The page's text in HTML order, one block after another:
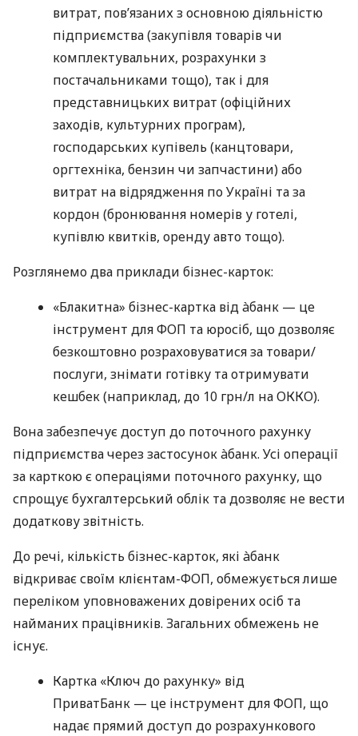
витрат, пов’язаних з основною діяльністю
підприємства (закупівля товарів чи
комплектувальних, розрахунки з
постачальниками тощо), так і для
представницьких витрат (офіційних
заходів, культурних програм),
господарських купівель (канцтовари,
оргтехніка, бензин чи запчастини) або
витрат на відрядження по Україні та за
кордон (бронювання номерів у готелі,
купівлю квитків, оренду авто тощо).
Розглянемо два приклади бізнес-карток:
«Блакитна» бізнес-картка від àбанк — це
інструмент для ФОП та юросіб, що дозволяє
безкоштовно розраховуватися за товари/
послуги, знімати готівку та отримувати
кешбек (наприклад, до 10 грн/л на ОККО).
Вона забезпечує доступ до поточного рахунку
підприємства через застосунок àбанк. Усі операції
за карткою є операціями поточного рахунку, що
спрощує бухгалтерський облік та дозволяє не вести
додаткову звітність.
До речі, кількість бізнес-карток, які àбанк
відкриває своїм клієнтам-ФОП, обмежується лише
переліком уповноважених довірених осіб та
найманих працівників. Загальних обмежень не
існує.
Картка «Ключ до рахунку» від
ПриватБанк — це інструмент для ФОП, що
надає прямий доступ до розрахункового